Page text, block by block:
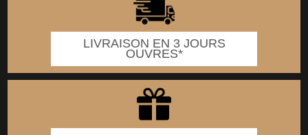
LIVRAISON EN 3 JOURS
OUVRES*